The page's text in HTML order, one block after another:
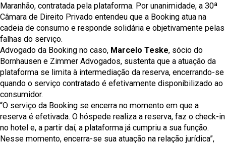
Maranhão, contratada pela plataforma. Por unanimidade, a 30ª
Câmara de Direito Privado entendeu que a Booking atua na
cadeia de consumo e responde solidária e objetivamente pelas
falhas do serviço.
Advogado da Booking no caso, Marcelo Teske, sócio do
Bornhausen e Zimmer Advogados, sustenta que a atuação da
plataforma se limita à intermediação da reserva, encerrando-se
quando o serviço contratado é efetivamente disponibilizado ao
consumidor.
“O serviço da Booking se encerra no momento em que a
reserva é efetivada. O hóspede realiza a reserva, faz o check-in
no hotel e, a partir daí, a plataforma já cumpriu a sua função.
Nesse momento, encerra-se sua atuação na relação jurídica”,